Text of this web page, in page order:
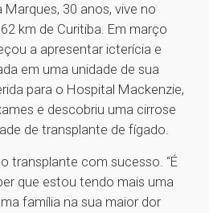
30 anos, vive no
km de Curitiba. Em março
a apresentar icterícia e
em uma unidade de sua
para o Hospital Mackenzie,
e descobriu uma cirrose
de transplante de fígado.
transplante com sucesso. “É
que estou tendo mais uma
família na sua maior dor